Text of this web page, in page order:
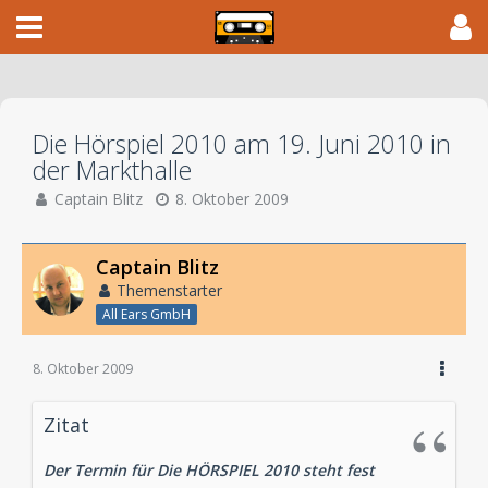
Die Hörspiel 2010 am 19. Juni 2010 in
der Markthalle
Captain Blitz 8. Oktober 2009
Captain Blitz
Themenstarter
All Ears GmbH
8. Oktober 2009
Zitat
Der Termin für Die HÖRSPIEL 2010 steht fest